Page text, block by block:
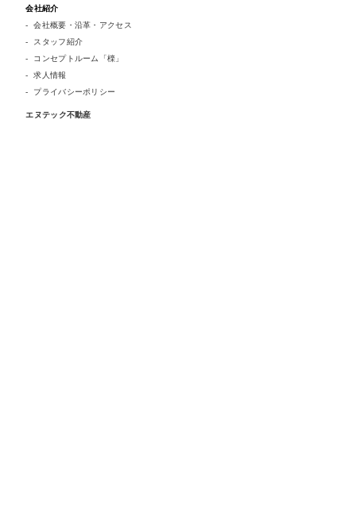
会社紹介
会社概要・沿革・アクセス
スタッフ紹介
コンセプトルーム「檪」
求人情報
プライバシーポリシー
エヌテック不動産